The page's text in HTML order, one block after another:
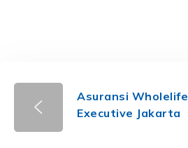
Asuransi Wholelife
Executive Jakarta